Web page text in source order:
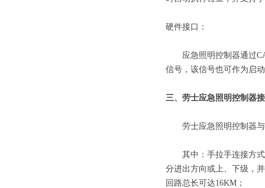
硬件接口：
应急照明控制器通过
信号，该信号也可作为启
三、劳士应急照明控制器
劳士应急照明控制器
其中：手拉手连接方式
分进出方向或上、下级，
回路总长可达16KM；